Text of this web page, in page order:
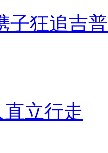
子狂追吉
立行走